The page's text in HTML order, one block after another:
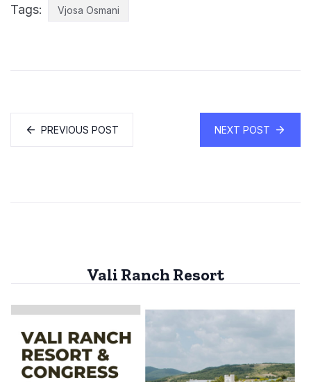
Tags: Vjosa Osmani
PREVIOUS POST NEXT POST
Vali Ranch Resort